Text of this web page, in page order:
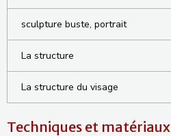
sculpture buste, portrait
La structure
La structure du visage
Techniques et matériaux